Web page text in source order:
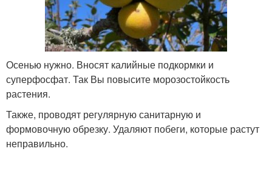
Осенью нужно. Вносят калийные подкормки и
суперфосфат. Так Вы повысите морозостойкость
растения.
Также, проводят регулярную санитарную и
формовочную обрезку. Удаляют побеги, которые растут
неправильно.